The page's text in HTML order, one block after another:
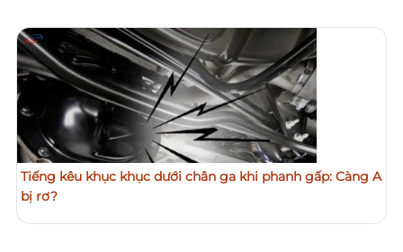
Tiếng kêu khục khục dưới chân ga khi phanh gấp: Càng A
bị rơ?